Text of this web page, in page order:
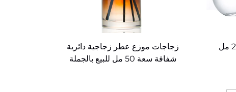
زجاجة عطر زجاجية سعة 280 مل
زجاجات موزع عطر زجاجية دائرية
شفافة سعة 50 مل للبيع بالجملة